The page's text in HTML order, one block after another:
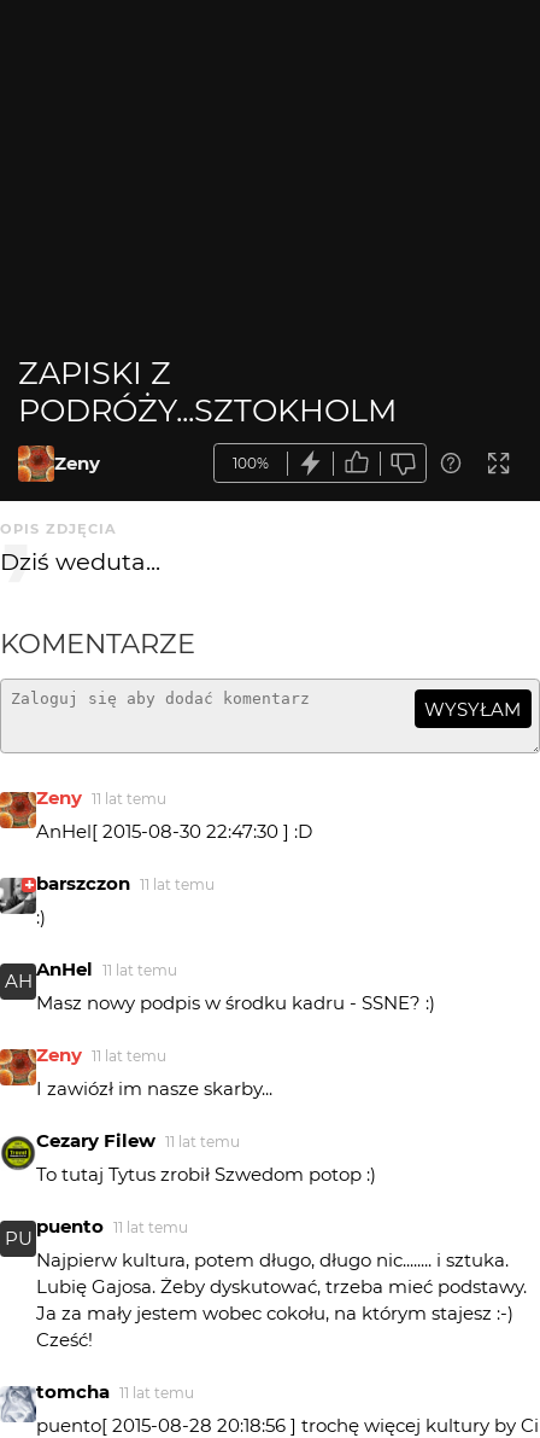
ZAPISKI Z
PODRÓŻY...SZTOKHOLM
Zeny 100%
OPIS ZDJĘCIA
Dziś weduta...
KOMENTARZE
WYSYŁAM
Zeny 11 lat temu
AnHel[ 2015-08-30 22:47:30 ] :D
barszczon 11 lat temu
:)
AH
AnHel 11 lat temu
Masz nowy podpis w środku kadru - SSNE? :)
Zeny 11 lat temu
I zawiózł im nasze skarby...
Cezary Filew 11 lat temu
To tutaj Tytus zrobił Szwedom potop :)
PU
puento 11 lat temu
Najpierw kultura, potem długo, długo nic........ i sztuka.
Lubię Gajosa. Żeby dyskutować, trzeba mieć podstawy.
Ja za mały jestem wobec cokołu, na którym stajesz :-)
Cześć!
tomcha 11 lat temu
puento[ 2015-08-28 20:18:56 ] trochę więcej kultury by Ci